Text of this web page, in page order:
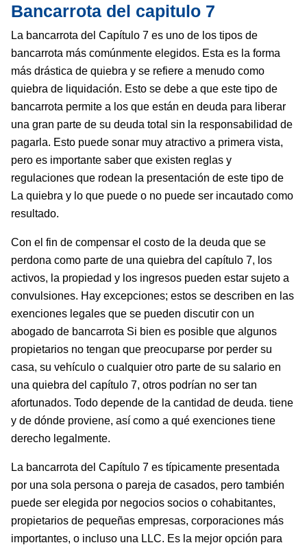
Bancarrota del capitulo 7
La bancarrota del Capítulo 7 es uno de los tipos de
bancarrota más comúnmente elegidos. Esta es la forma
más drástica de quiebra y se refiere a menudo como
quiebra de liquidación. Esto se debe a que este tipo de
bancarrota permite a los que están en deuda para liberar
una gran parte de su deuda total sin la responsabilidad de
pagarla. Esto puede sonar muy atractivo a primera vista,
pero es importante saber que existen reglas y
regulaciones que rodean la presentación de este tipo de
La quiebra y lo que puede o no puede ser incautado como
resultado.
Con el fin de compensar el costo de la deuda que se
perdona como parte de una quiebra del capítulo 7, los
activos, la propiedad y los ingresos pueden estar sujeto a
convulsiones. Hay excepciones; estos se describen en las
exenciones legales que se pueden discutir con un
abogado de bancarrota Si bien es posible que algunos
propietarios no tengan que preocuparse por perder su
casa, su vehículo o cualquier otro parte de su salario en
una quiebra del capítulo 7, otros podrían no ser tan
afortunados. Todo depende de la cantidad de deuda. tiene
y de dónde proviene, así como a qué exenciones tiene
derecho legalmente.
La bancarrota del Capítulo 7 es típicamente presentada
por una sola persona o pareja de casados, pero también
puede ser elegida por negocios socios o cohabitantes,
propietarios de pequeñas empresas, corporaciones más
importantes, o incluso una LLC. Es la mejor opción para